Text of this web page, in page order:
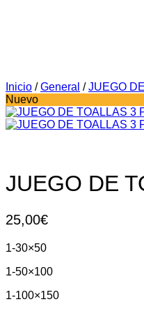
Inicio / General / JUEGO
Nuevo
JUEGO DE
25,00€
1-30×50
1-50×100
1-100×150